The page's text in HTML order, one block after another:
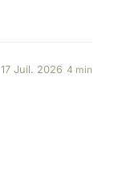
17 Juil. 2026 4 min